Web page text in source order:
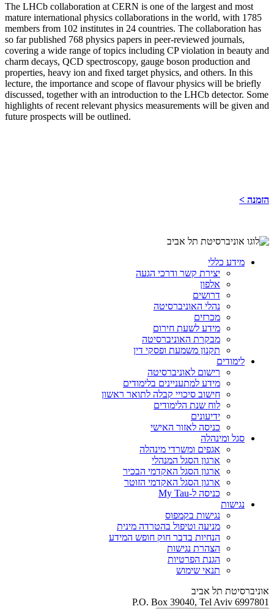
The LHCb collaboration at CERN is one of the largest and most
mature international physics collaborations in the world, with 1785
members from 102 institutes in 24 countries. The collaboration has
so far published 768 physics papers in peer-reviewed journals,
covering a wide range of topics including CP violation in beauty and
charm decays, QCD spectroscopy, gauge boson production and
properties, heavy ion and fixed target physics, and others. In this
lecture, the importance and scope of flavour physics will be briefly
discussed, together with an introduction to the LHCb detector. Some
highlights of recent relevant physics measurements will be given and
future prospects will be outlined.
הזמנה >
מידע כללי
יצירת קשר ודרכי הגעה
אלפון
דרושים
נהלי האוניברסיטה
מכרזים
מידע לשעת חירום
מבקרת האוניברסיטה
תקנון משמעת ופסקי דין
לימודים
רישום לאוניברסיטה
מידע למתעניינים בלימודים
חישוב סיכויי קבלה לתואר ראשון
לוח שנת הלימודים
ידיעונים
כניסה לאזור האישי
סגל ומינהלה
אגפים ומשרדי מינהלה
ארגון הסגל המנהלי
ארגון הסגל האקדמי הבכיר
ארגון הסגל האקדמי הזוטר
כניסה ל-My Tau
נגישות
נגישות בקמפוס
מניעה וטיפול בהטרדה מינית
הנחיות בדבר חוק חופש המידע
הצהרת נגישות
הגנת הפרטיות
תנאי שימוש
אוניברסיטת תל אביב
P.O. Box 39040, Tel Aviv 6997801